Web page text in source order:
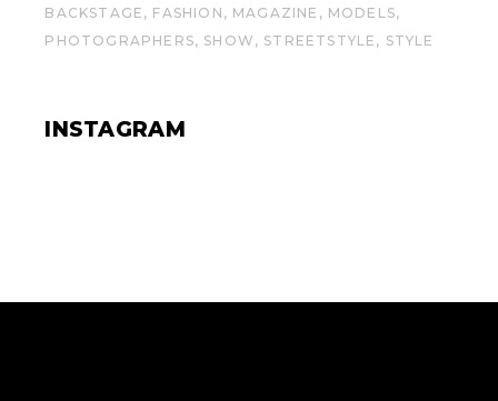
BACKSTAGE FASHION MAGAZINE
MODELS
PHOTOGRAPHERS
SHOW STREETSTYLE STYLE
INSTAGRAM